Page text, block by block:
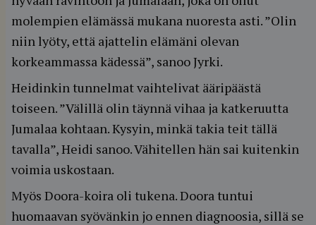
molempien elämässä mukana nuoresta asti. ”Olin
niin lyöty, että ajattelin elämäni olevan
korkeammassa kädessä”, sanoo Jyrki.
Heidinkin tunnelmat vaihtelivat ääripäästä
toiseen. ”Välillä olin täynnä vihaa ja katkeruutta
Jumalaa kohtaan. Kysyin, minkä takia teit tällä
tavalla”, Heidi sanoo. Vähitellen hän sai kuitenkin
voimia uskostaan.
Myös Doora-koira oli tukena. Doora tuntui
huomaavan syövänkin jo ennen diagnoosia, sillä se